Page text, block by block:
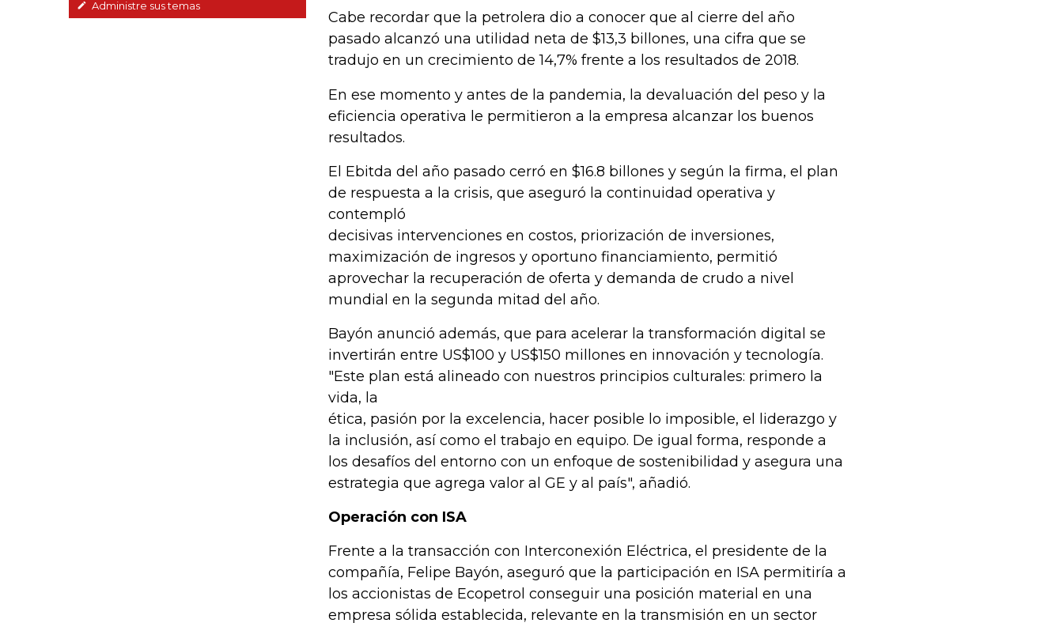
Administre sus temas
Cabe recordar que la petrolera dio a conocer que al cierre del año
pasado alcanzó una utilidad neta de $13,3 billones, una cifra que se
tradujo en un crecimiento de 14,7% frente a los resultados de 2018.
En ese momento y antes de la pandemia, la devaluación del peso y la
eficiencia operativa le permitieron a la empresa alcanzar los buenos
resultados.
El Ebitda del año pasado cerró en $16.8 billones y según la firma, el plan
de respuesta a la crisis, que aseguró la continuidad operativa y
contempló
decisivas intervenciones en costos, priorización de inversiones,
maximización de ingresos y oportuno financiamiento, permitió
aprovechar la recuperación de oferta y demanda de crudo a nivel
mundial en la segunda mitad del año.
Bayón anunció además, que para acelerar la transformación digital se
invertirán entre US$100 y US$150 millones en innovación y tecnología.
"Este plan está alineado con nuestros principios culturales: primero la
vida, la
ética, pasión por la excelencia, hacer posible lo imposible, el liderazgo y
la inclusión, así como el trabajo en equipo. De igual forma, responde a
los desafíos del entorno con un enfoque de sostenibilidad y asegura una
estrategia que agrega valor al GE y al país", añadió.
Operación con ISA
Frente a la transacción con Interconexión Eléctrica, el presidente de la
compañía, Felipe Bayón, aseguró que la participación en ISA permitiría a
los accionistas de Ecopetrol conseguir una posición material en una
empresa sólida establecida, relevante en la transmisión en un sector